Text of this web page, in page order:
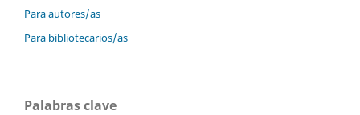
Para autores/as
Para bibliotecarios/as
Palabras clave